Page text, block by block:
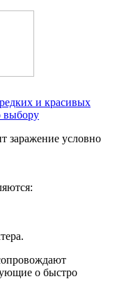
и красивых
выбору
заражение условно
о быстро